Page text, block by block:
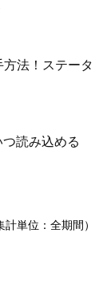
方法！ステータ
つ読み込める
計単位：全期間）